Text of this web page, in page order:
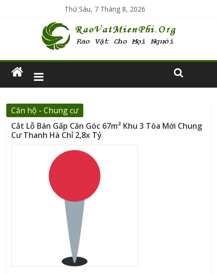
Thứ Sáu, 7 Tháng 8, 2026
Căn hộ - Chung cư
Cắt Lỗ Bán Gấp Căn Góc 67m² Khu 3 Tòa Mới Chung
Cư Thanh Hà Chỉ 2,8x Tỷ